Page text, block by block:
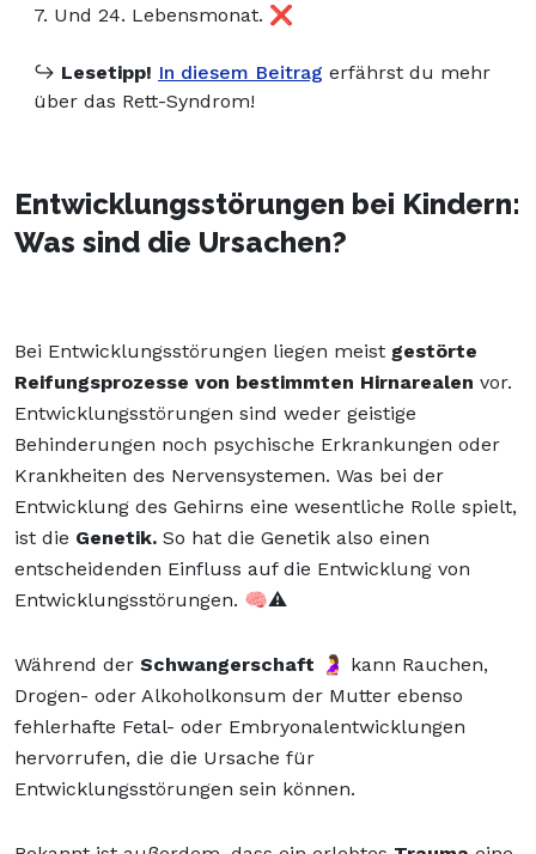
7. Und 24. Lebensmonat. ❌
↪️ Lesetipp! In diesem Beitrag erfährst du mehr
über das Rett-Syndrom!
Entwicklungsstörungen bei Kindern:
Was sind die Ursachen?
Bei Entwicklungsstörungen liegen meist gestörte
Reifungsprozesse von bestimmten Hirnarealen vor.
Entwicklungsstörungen sind weder geistige
Behinderungen noch psychische Erkrankungen oder
Krankheiten des Nervensystemen. Was bei der
Entwicklung des Gehirns eine wesentliche Rolle spielt,
ist die Genetik. So hat die Genetik also einen
entscheidenden Einfluss auf die Entwicklung von
Entwicklungsstörungen. 🧠⚠️
Während der Schwangerschaft 🤰 kann Rauchen,
Drogen- oder Alkoholkonsum der Mutter ebenso
fehlerhafte Fetal- oder Embryonalentwicklungen
hervorrufen, die die Ursache für
Entwicklungsstörungen sein können.